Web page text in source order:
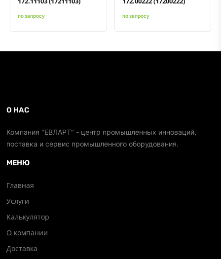
по запросу по запросу
О НАС
Компания "ЕВЛАРТ" - центр промышленных инноваций,
поставка и сервис промышленного оборудования.
МЕНЮ
Главная
Услуги
Калькулятор
О компании
Доставка